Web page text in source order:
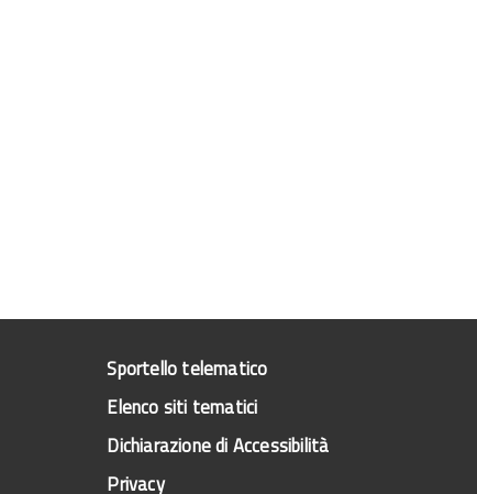
Sportello telematico
Elenco siti tematici
Dichiarazione di Accessibilità
Privacy